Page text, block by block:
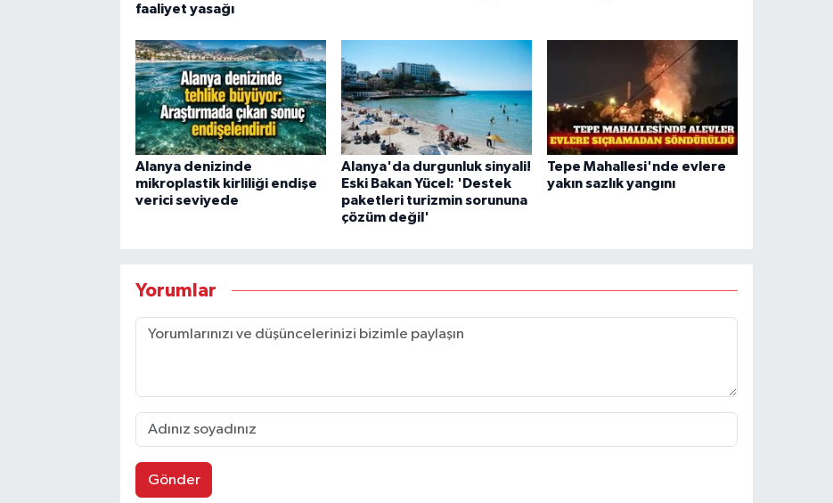
faaliyet yasağı
Alanya denizinde
mikroplastik kirliliği endişe
verici seviyede
Alanya'da durgunluk sinyali!
Eski Bakan Yücel: 'Destek
paketleri turizmin sorununa
çözüm değil'
Tepe Mahallesi'nde evlere
yakın sazlık yangını
Yorumlar
Gönder